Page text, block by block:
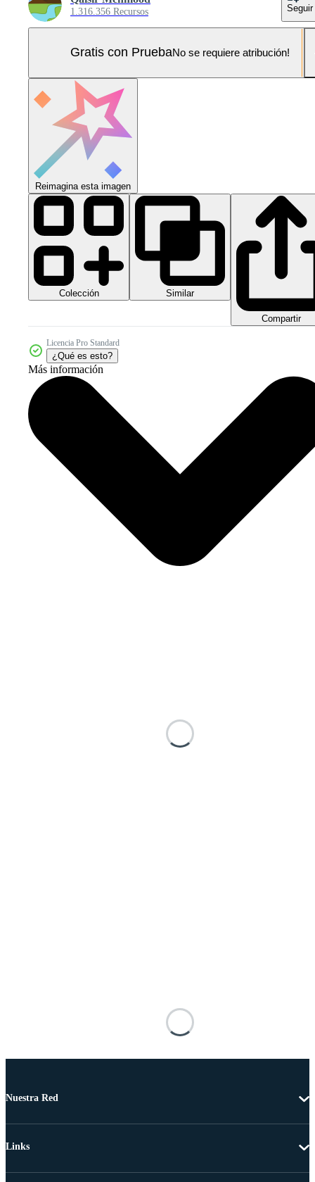
1.316.356 Recursos Seguir
Gratis con PruebaNo se requiere atribución!
Reimagina esta imagen
Colección Similar
Compartir
Licencia Pro Standard
¿Qué es esto?
Más información
Nuestra Red
Links